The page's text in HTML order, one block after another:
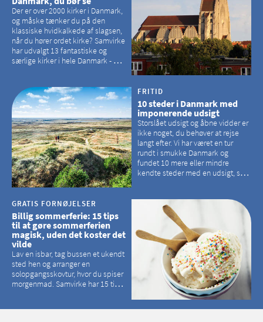
Der er over 2000 kirker i Danmark,
og måske tænker du på den
klassiske hvidkalkede af slagsen,
når du hører ordet kirke? Samvirke
har udvalgt 13 fantastiske og
særlige kirker i hele Danmark - og
hvilke kirker, der er en omvej værd
FRITID
10 steder i Danmark med
imponerende udsigt
Storslået udsigt og åbne vidder er
ikke noget, du behøver at rejse
langt efter. Vi har været en tur
rundt i smukke Danmark og
fundet 10 mere eller mindre
kendte steder med en udsigt, som
GRATIS FORNØJELSER
Billig sommerferie: 15 tips
til at gøre sommerferien
magisk, uden det koster det
vilde
Lav en isbar, tag bussen et ukendt
sted hen og arranger en
solopgangsskovtur, hvor du spiser
morgenmad. Samvirke har 15 tips